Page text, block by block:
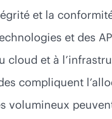
et la
et des
cloud et à
compliquent
volumineux